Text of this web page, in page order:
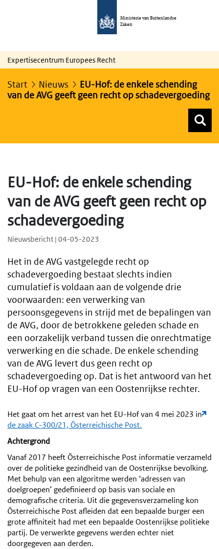
Ministerie van Buitenlandse
Zaken
Expertisecentrum Europees Recht
Start Nieuws
EU-Hof: de enkele schending
van de AVG geeft geen recht op schadevergoeding
EU-Hof: de enkele schending
van de AVG geeft geen recht op
schadevergoeding
Nieuwsbericht | 04-05-2023
Het in de AVG vastgelegde recht op
schadevergoeding bestaat slechts indien
cumulatief is voldaan aan de volgende drie
voorwaarden: een verwerking van
persoonsgegevens in strijd met de bepalingen van
de AVG, door de betrokkene geleden schade en
een oorzakelijk verband tussen die onrechtmatige
verwerking en die schade. De enkele schending
van de AVG levert dus geen recht op
schadevergoeding op. Dat is het antwoord van het
EU-Hof op vragen van een Oostenrijkse rechter.
Het gaat om het arrest van het EU-Hof van 4 mei 2023 in
de zaak C-300/21, Österreichische Post.
Achtergrond
Vanaf 2017 heeft Österreichische Post informatie verzameld
over de politieke gezindheid van de Oostenrijkse bevolking.
Met behulp van een algoritme werden ‘adressen van
doelgroepen’ gedefinieerd op basis van sociale en
demografische criteria. Uit die gegevensverzameling kon
Österreichische Post afleiden dat een bepaalde burger een
grote affiniteit had met een bepaalde Oostenrijkse politieke
partij. De verwerkte gegevens werden echter niet
doorgegeven aan derden.